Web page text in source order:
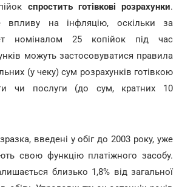
спростить готівкові розрахунки.
на інфляцію, оскільки за
номіналом 25 копійок під час
можуть застосовуватися правила
(у чеку) сум розрахунків готівкою
чи послуги (до сум, кратних 10
введені у обіг до 2003 року, уже
свою функцію платіжного засобу.
близько 1,8% від загальної